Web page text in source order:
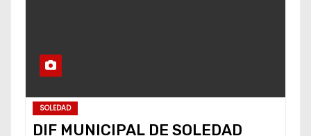
SOLEDAD
DIF MUNICIPAL DE SOLEDAD